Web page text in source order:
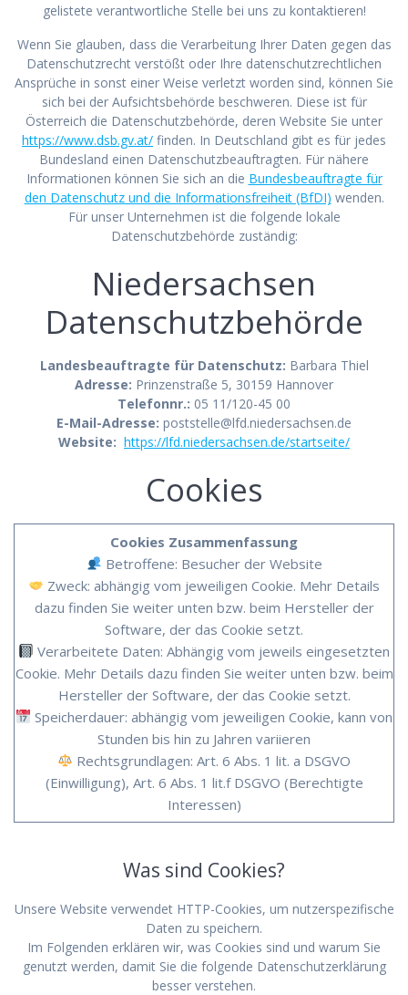
gelistete verantwortliche Stelle bei uns zu kontaktieren!
Wenn Sie glauben, dass die Verarbeitung Ihrer Daten gegen das
Datenschutzrecht verstößt oder Ihre datenschutzrechtlichen
Ansprüche in sonst einer Weise verletzt worden sind, können Sie
sich bei der Aufsichtsbehörde beschweren. Diese ist für
Österreich die Datenschutzbehörde, deren Website Sie unter
https://www.dsb.gv.at/ finden. In Deutschland gibt es für jedes
Bundesland einen Datenschutzbeauftragten. Für nähere
Informationen können Sie sich an die Bundesbeauftragte für
den Datenschutz und die Informationsfreiheit (BfDI) wenden.
Für unser Unternehmen ist die folgende lokale
Datenschutzbehörde zuständig:
Niedersachsen
Datenschutzbehörde
Landesbeauftragte für Datenschutz: Barbara Thiel
Adresse: Prinzenstraße 5, 30159 Hannover
Telefonnr.: 05 11/120-45 00
E-Mail-Adresse: poststelle@lfd.niedersachsen.de
Website: https://lfd.niedersachsen.de/startseite/
Cookies
Cookies Zusammenfassung
Betroffene: Besucher der Website
Zweck: abhängig vom jeweiligen Cookie. Mehr Details
dazu finden Sie weiter unten bzw. beim Hersteller der
Software, der das Cookie setzt.
Verarbeitete Daten: Abhängig vom jeweils eingesetzten
Cookie. Mehr Details dazu finden Sie weiter unten bzw. beim
Hersteller der Software, der das Cookie setzt.
Speicherdauer: abhängig vom jeweiligen Cookie, kann von
Stunden bis hin zu Jahren variieren
Rechtsgrundlagen: Art. 6 Abs. 1 lit. a DSGVO
(Einwilligung), Art. 6 Abs. 1 lit.f DSGVO (Berechtigte
Interessen)
Was sind Cookies?
Unsere Website verwendet HTTP-Cookies, um nutzerspezifische
Daten zu speichern.
Im Folgenden erklären wir, was Cookies sind und warum Sie
genutzt werden, damit Sie die folgende Datenschutzerklärung
besser verstehen.